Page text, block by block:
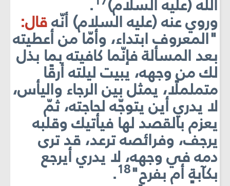
الله (عليه السلام) .
وروي عنه (عليه السلام) أنّهقال:
"المعروف ابتداء، وأمّا من أعطيته
بعد المسألة فإنّما كافيته بما بذل
لك من وجهه، يبيت ليلته أرقًا
متململًا، يمثل بين الرجاء واليأس،
لا يدري أين يتوجّه لحاجته، ثمّ
يعزم بالقصد لها فيأتيك وقلبه
يرجف، وفرائصه ترعد، قد ترى
دمه في وجهه، لا يدري أيرجع
بكآبةٍ أم بفرحٍ"18
.